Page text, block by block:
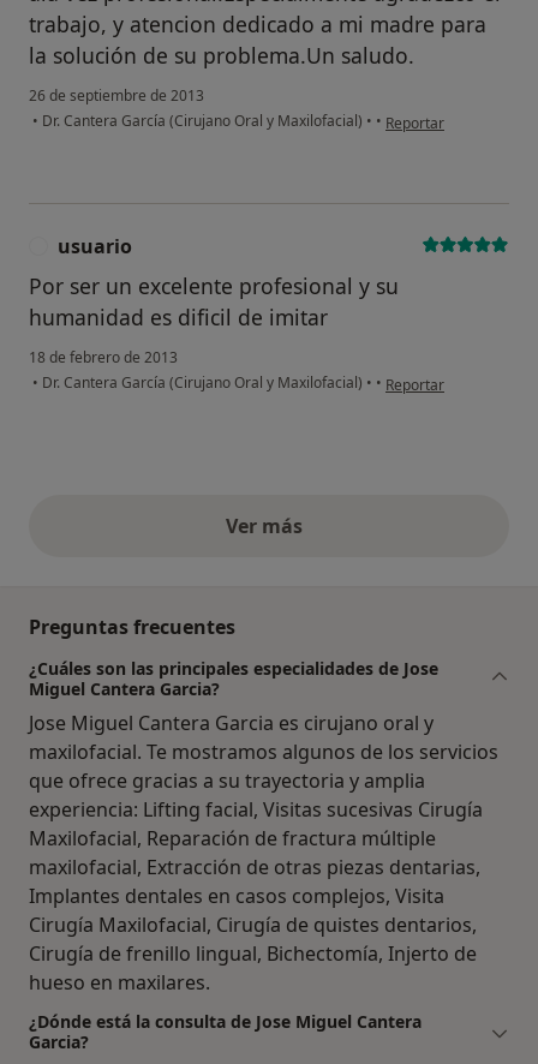
trabajo, y atencion dedicado a mi madre para
la solución de su problema.Un saludo.
26 de septiembre de 2013
• Dr. Cantera García (Cirujano Oral y Maxilofacial) • • en opinión del usuario
Reportar
usuario
Por ser un excelente profesional y su
humanidad es dificil de imitar
18 de febrero de 2013
• Dr. Cantera García (Cirujano Oral y Maxilofacial) • • en opinión del usuario
Reportar
Ver másopiniones anteriores
Preguntas frecuentes
¿Cuáles son las principales especialidades de Jose
Miguel Cantera Garcia?
Jose Miguel Cantera Garcia es cirujano oral y
maxilofacial. Te mostramos algunos de los servicios
que ofrece gracias a su trayectoria y amplia
experiencia: Lifting facial, Visitas sucesivas Cirugía
Maxilofacial, Reparación de fractura múltiple
maxilofacial, Extracción de otras piezas dentarias,
Implantes dentales en casos complejos, Visita
Cirugía Maxilofacial, Cirugía de quistes dentarios,
Cirugía de frenillo lingual, Bichectomía, Injerto de
hueso en maxilares.
¿Dónde está la consulta de Jose Miguel Cantera
Garcia?